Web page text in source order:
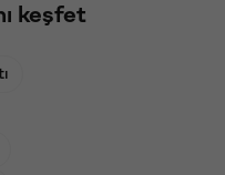
keşfet